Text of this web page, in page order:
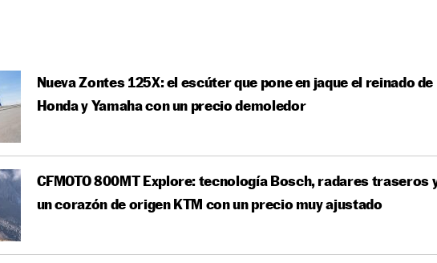
Nueva Zontes 125X: el escúter que pone en jaque el reinado de
Honda y Yamaha con un precio demoledor
CFMOTO 800MT Explore: tecnología Bosch, radares traseros
un corazón de origen KTM con un precio muy ajustado